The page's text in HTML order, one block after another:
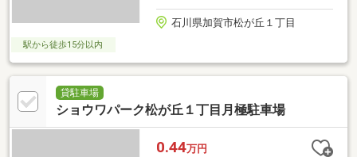
石川県加賀市松が丘１丁目
駅から徒歩15分以内
貸駐車場
ショウワパーク松が丘１丁目月極駐車場
0.44万円